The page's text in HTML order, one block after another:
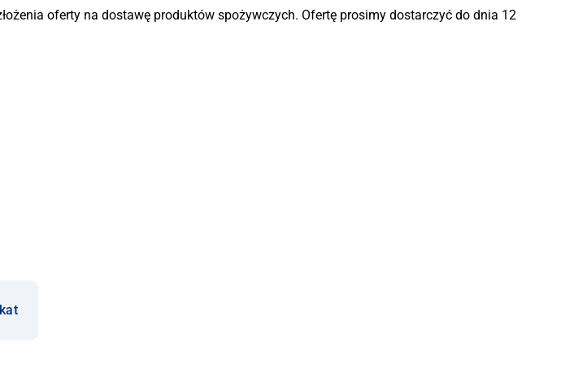
oferty na dostawę produktów spożywczych. Ofertę prosimy dostarczyć do dnia 12